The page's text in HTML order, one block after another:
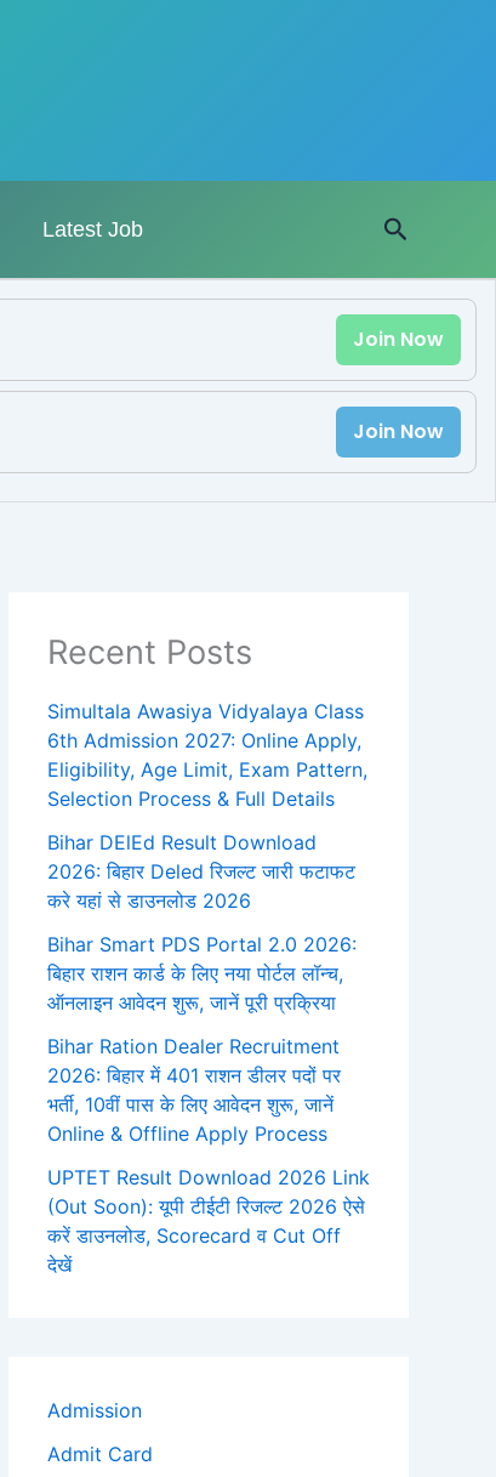
Latest Job Search
Join Now
Join Now
Recent Posts
Simultala Awasiya Vidyalaya Class
6th Admission 2027: Online Apply,
Eligibility, Age Limit, Exam Pattern,
Selection Process & Full Details
Bihar DElEd Result Download
2026: बिहार Deled रिजल्ट जारी फटाफट
करे यहां से डाउनलोड 2026
Bihar Smart PDS Portal 2.0 2026:
बिहार राशन कार्ड के लिए नया पोर्टल लॉन्च,
ऑनलाइन आवेदन शुरू, जानें पूरी प्रक्रिया
Bihar Ration Dealer Recruitment
2026: बिहार में 401 राशन डीलर पदों पर
भर्ती, 10वीं पास के लिए आवेदन शुरू, जानें
Online & Offline Apply Process
UPTET Result Download 2026 Link
(Out Soon): यूपी टीईटी रिजल्ट 2026 ऐसे
करें डाउनलोड, Scorecard व Cut Off
देखें
Admission
Admit Card